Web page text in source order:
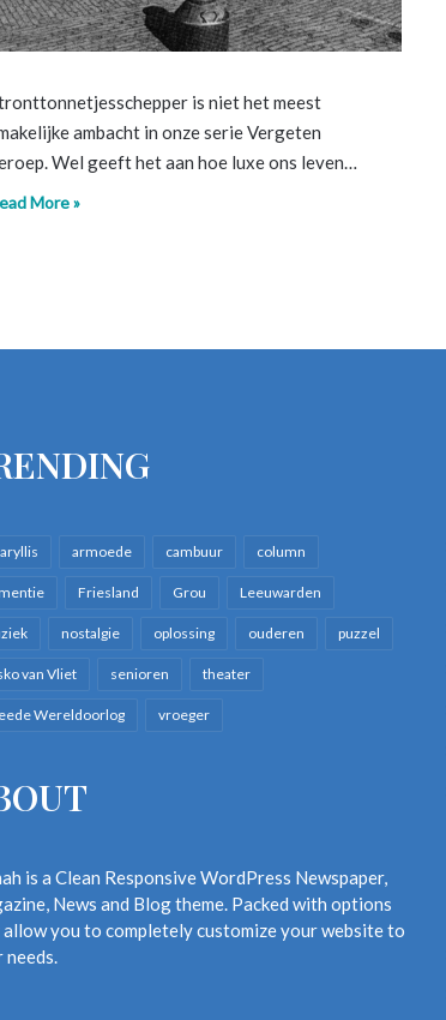
is niet het meest
ambacht in onze serie Vergeten
Wel geeft het aan hoe luxe ons leven…
More »
armoede cambuur column
Friesland Grou Leeuwarden
nostalgie oplossing ouderen puzzel
van Vliet senioren theater
Wereldoorlog vroeger
is a Clean Responsive WordPress Newspaper,
News and Blog theme. Packed with options
you to completely customize your website to